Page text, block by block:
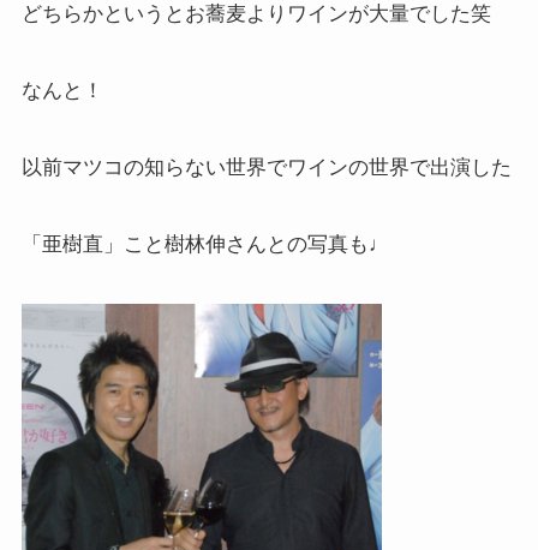
どちらかというとお蕎麦よりワインが大量でした笑
なんと！
以前マツコの知らない世界でワインの世界で出演した
「亜樹直」こと樹林伸さんとの写真も♩